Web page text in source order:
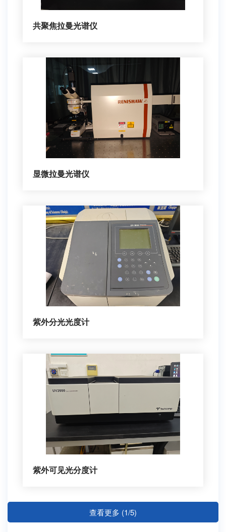
共聚焦拉曼光谱仪
显微拉曼光谱仪
紫外分光光度计
紫外可见光分度计
查看更多 (1/5)